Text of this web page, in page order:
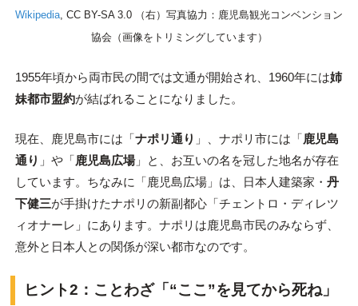
Wikipedia, CC BY-SA 3.0 （右）写真協力：鹿児島観光コンベンション
協会（画像をトリミングしています）
1955年頃から両市民の間では文通が開始され、1960年には姉
妹都市盟約が結ばれることになりました。
現在、鹿児島市には「ナポリ通り 」、ナポリ市には「鹿児島
通り 」や「鹿児島広場」と、お互いの名を冠した地名が存在
しています。ちなみに「鹿児島広場」は、日本人建築家・ 丹
下健三が手掛けたナポリの新副都心「チェントロ・ディレツ
ィオナーレ」にあります。ナポリは鹿児島市民のみならず、
意外と日本人との関係が深い都市なのです。
ヒント2：ことわざ「“ここ”を見てから死ね」